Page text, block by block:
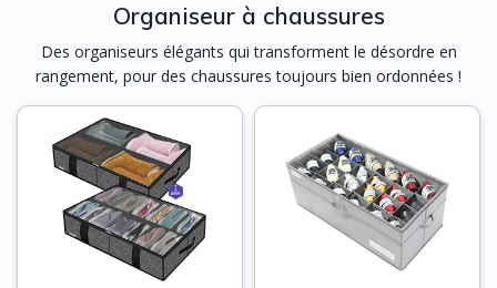
Organiseur à chaussures
Des organiseurs élégants qui transforment le désordre en
rangement, pour des chaussures toujours bien ordonnées !